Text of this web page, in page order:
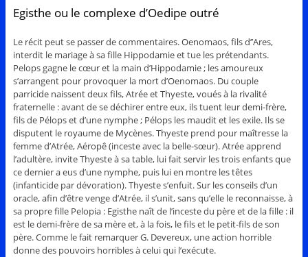
Egisthe ou le complexe d’Oedipe outré
Le récit peut se passer de commentaires. Oenomaos, fils d’’Ares,
interdit le mariage à sa fille Hippodamie et tue les prétendants.
Pelops gagne le cœur et la main d’Hippodamie ; les amoureux
s’arrangent pour provoquer la mort d’Oenomaos. Du couple
parricide naissent deux fils, Atrée et Thyeste, voués à la rivalité
fraternelle : avant de se déchirer entre eux, ils tuent leur demi-frère,
fils de Pélops et d’une nymphe ; Pélops les maudit et les exile. Ils se
disputent le royaume de Mycènes. Thyeste prend pour maîtresse la
femme d’Atrée, Aéropê (inceste avec la belle-sœur). Atrée apprend
l’adultère, invite Thyeste à sa table, lui fait servir les trois enfants que
ce dernier a eus d’une nymphe, puis lui en montre les têtes
(infanticide par dévoration). Thyeste s’enfuit. Sur les conseils d’un
oracle, afin d’être venge d’Atrée, il s’unit, sans qu’elle le reconnaisse, à
sa propre fille Pelopia : Egisthe naît de l’inceste du père et de la fille : il
est le demi-frère de sa mère et, à la fois, le fils et le petit-fils de son
père. Comme le fait remarquer G. Devereux, une action horrible
donne des pouvoirs horribles à celui qui l’exécute.